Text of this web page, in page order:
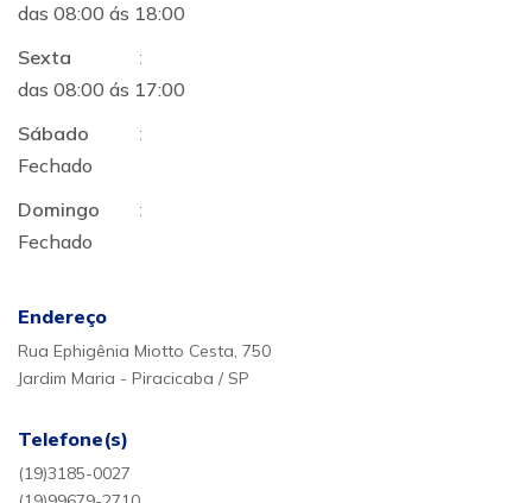
das 08:00 ás 18:00
Sexta
:
das 08:00 ás 17:00
Sábado
:
Fechado
Domingo
:
Fechado
Endereço
Rua Ephigênia Miotto Cesta, 750
Jardim Maria - Piracicaba / SP
Telefone(s)
(19)3185-0027